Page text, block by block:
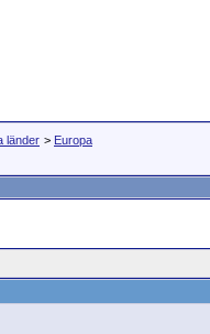
länder > Europa